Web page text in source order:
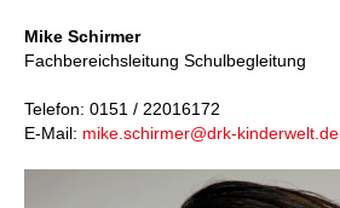
Mike Schirmer
Fachbereichsleitung Schulbegleitung
Telefon: 0151 / 22016172
E-Mail: mike.schirmer@drk-kinderwelt.de